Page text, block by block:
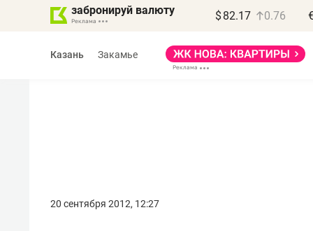
забронируй валюту $ 82.17 0.76
Казань Закамье
20 сентября 2012, 12:27